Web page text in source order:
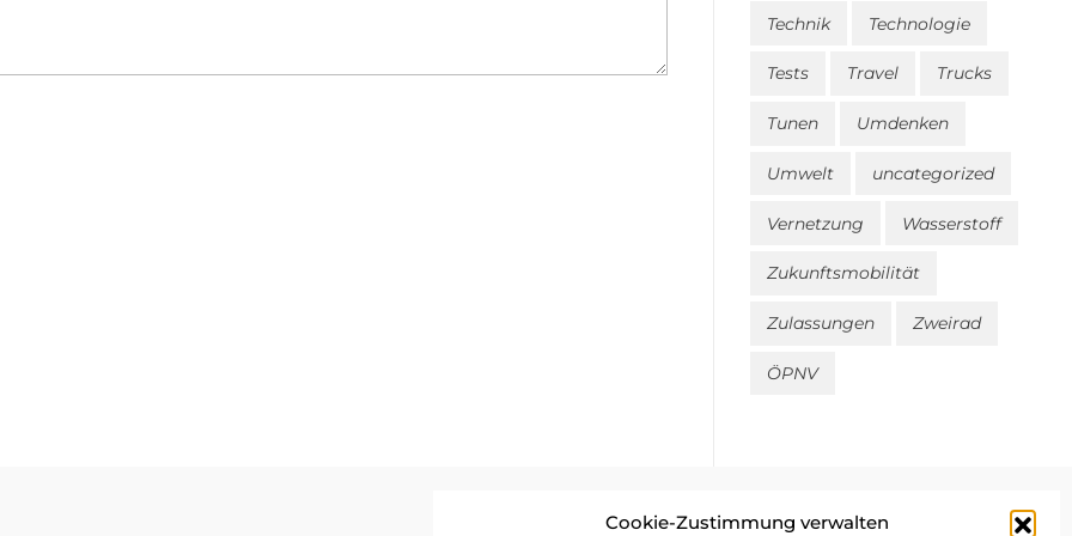
Cookie-Zustimmung verwalten
Technik Technologie
Tests Travel Trucks
Tunen Umdenken
Umwelt uncategorized
Vernetzung Wasserstoff
Zukunftsmobilität
Zulassungen Zweirad
ÖPNV